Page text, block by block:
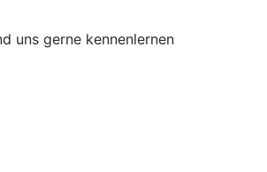
uns gerne kennenlernen